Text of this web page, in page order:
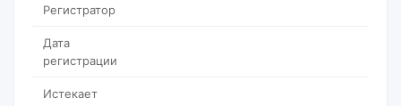
Регистратор
Дата
регистрации
Истекает